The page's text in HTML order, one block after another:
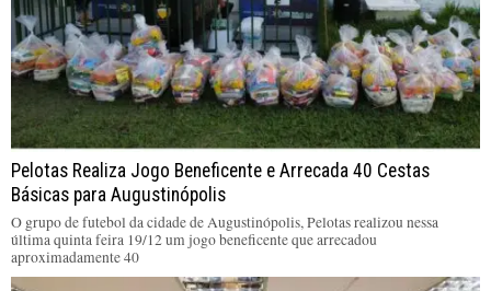
Pelotas Realiza Jogo Beneficente e Arrecada 40 Cestas
Básicas para Augustinópolis
O grupo de futebol da cidade de Augustinópolis, Pelotas realizou nessa
última quinta feira 19/12 um jogo beneficente que arrecadou
aproximadamente 40